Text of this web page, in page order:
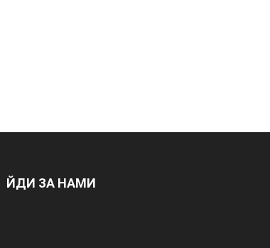
ЙДИ ЗА НАМИ